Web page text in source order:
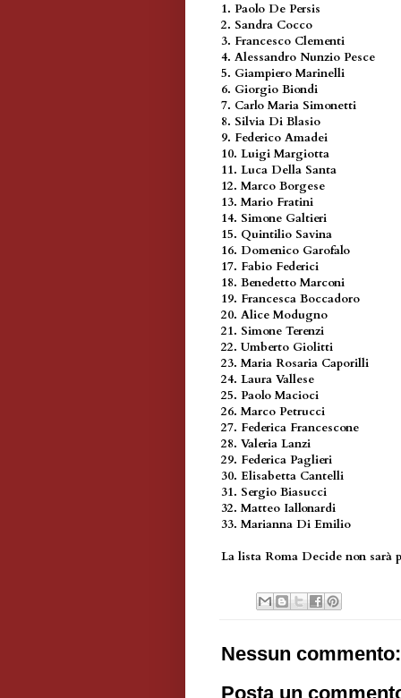
1. Paolo De Persis
2. Sandra Cocco
3. Francesco Clementi
4. Alessandro Nunzio Pesce
5. Giampiero Marinelli
6. Giorgio Biondi
7. Carlo Maria Simonetti
8. Silvia Di Blasio
9. Federico Amadei
10. Luigi Margiotta
11. Luca Della Santa
12. Marco Borgese
13. Mario Fratini
14. Simone Galtieri
15. Quintilio Savina
16. Domenico Garofalo
17. Fabio Federici
18. Benedetto Marconi
19. Francesca Boccadoro
20. Alice Modugno
21. Simone Terenzi
22. Umberto Giolitti
23. Maria Rosaria Caporilli
24. Laura Vallese
25. Paolo Macioci
26. Marco Petrucci
27. Federica Francescone
28. Valeria Lanzi
29. Federica Paglieri
30. Elisabetta Cantelli
31. Sergio Biasucci
32. Matteo Iallonardi
33. Marianna Di Emilio
La lista Roma Decide non sarà
Nessun commento:
Posta un